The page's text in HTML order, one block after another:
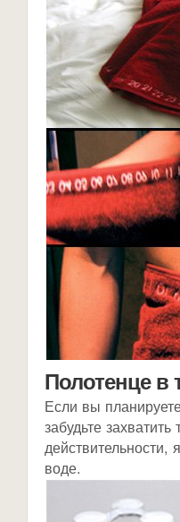
Полотенце в
Если вы
забудьте
действительности,
воде.